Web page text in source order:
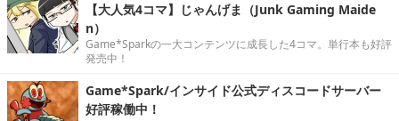
【大人気4コマ】じゃんげま（Junk Gaming Maide
n）
Game*Sparkの一大コンテンツに成長した4コマ。単行本も好評
発売中！
Game*Spark/インサイド公式ディスコードサーバー
好評稼働中！